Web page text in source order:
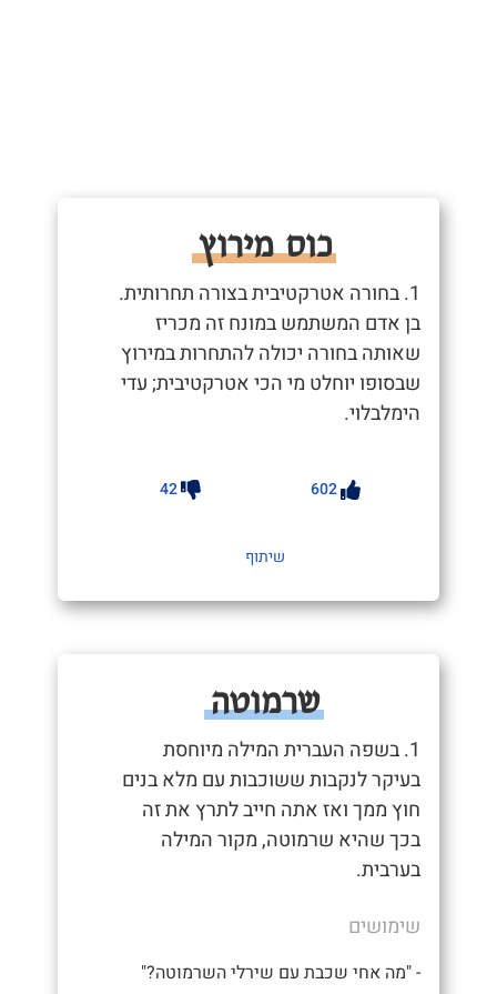
כוס מירוץ
1. בחורה אטרקטיבית בצורה תחרותית.
בן אדם המשתמש במונח זה מכריז
שאותה בחורה יכולה להתחרות במירוץ
שבסופו יוחלט מי הכי אטרקטיבית; עדי
הימלבלוי.
602
42
שיתוף
שרמוטה
1. בשפה העברית המילה מיוחסת
בעיקר לנקבות ששוכבות עם מלא בנים
חוץ ממך ואז אתה חייב לתרץ את זה
בכך שהיא שרמוטה, מקור המילה
בערבית.
שימושים
- "מה אחי שכבת עם שירלי השרמוטה?"